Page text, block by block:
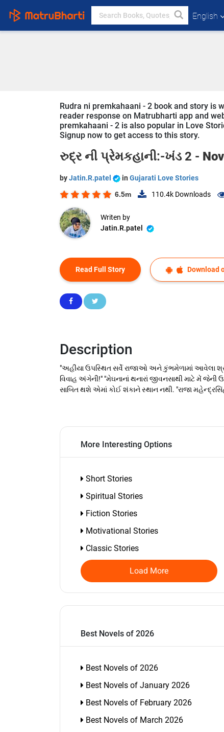
English
Rudra ni premkahaani - 2 book and story is
reader response on Matrubharti app and
premkahaani - 2 is also popular in Love
Signup now to get access to this story.
રુદ્ર ની પ્રેમકહાની:-ખંડ 2 -
byJatin.R.patel in Gujarati Love Stories
6.5m 110.4k Downloads
Writen by
Jatin.R.patel
Read Full Story Download
Description
"અહીંયા ઉપસ્થિત સર્વે રાજાઓ અને કુંભમેળામાં આવેલા
વિવાહ અંગેની!" "મેઘનાનાં થનારાં જીવનસાથી માટે મેં
સાબિત થશે એમાં કોઈ શંકાને સ્થાન નથી. "રાજા
More Interesting Options
Short Stories
Spiritual Stories
Fiction Stories
Motivational Stories
Classic Stories
Load More
Best Novels of 2026
Best Novels of 2026
Best Novels of January 2026
Best Novels of February 2026
Best Novels of March 2026